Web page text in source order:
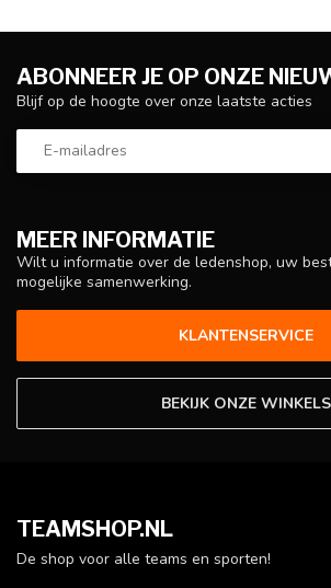
MEER INFORMATIE
Wilt u informatie over de ledenshop, uw
mogelijke samenwerking.
KLANTENSERVICE
BEKIJK ONZE WINKELS
ABONNEER JE OP ONZE
Blijf op de hoogte over onze laatste acties
TEAMSHOP.NL
De shop voor alle teams en sporten!